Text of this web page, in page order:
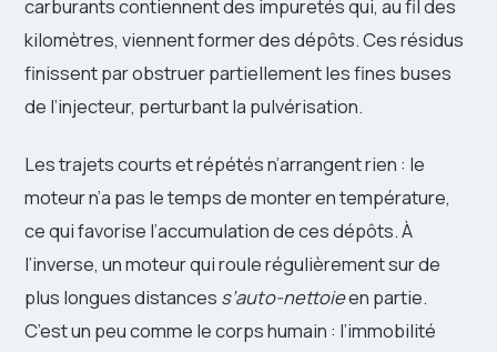
carburants contiennent des impuretés qui, au fil des
kilomètres, viennent former des dépôts. Ces résidus
finissent par obstruer partiellement les fines buses
de l’injecteur, perturbant la pulvérisation.
Les trajets courts et répétés n’arrangent rien : le
moteur n’a pas le temps de monter en température,
ce qui favorise l’accumulation de ces dépôts. À
l’inverse, un moteur qui roule régulièrement sur de
plus longues distances s’auto-nettoieen partie.
C’est un peu comme le corps humain : l’immobilité